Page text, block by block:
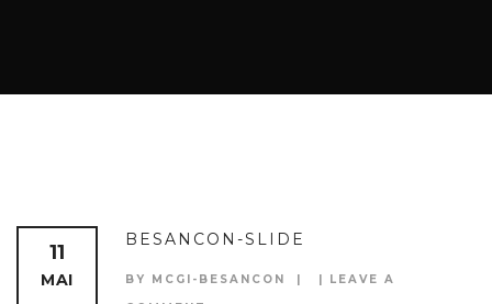
11
MAI
BESANCON-SLIDE
BY MCGI-BESANCON
LEAVE A